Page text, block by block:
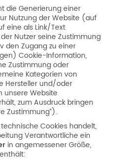
die Generierung einer
Nutzung der Website (auf
eine als Link/Text
Nutzer seine Zustimmung
den Zugang zu einer
Cookie-Information,
Zustimmung oder
Kategorien von
Hersteller und/oder
Website
zum Ausdruck bringen
Zustimmung“).
Cookies handelt,
Verantwortliche ein
in angemessener Größe,